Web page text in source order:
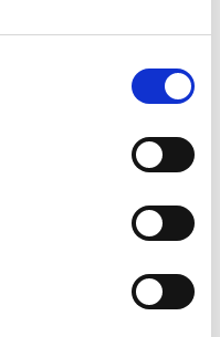
vertebral – Clínicas
parestesia, cervicalgia,